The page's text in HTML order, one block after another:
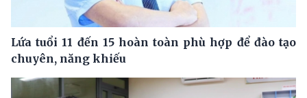
Lứa tuổi 11 đến 15 hoàn toàn phù hợp để đào tạo
chuyên, năng khiếu